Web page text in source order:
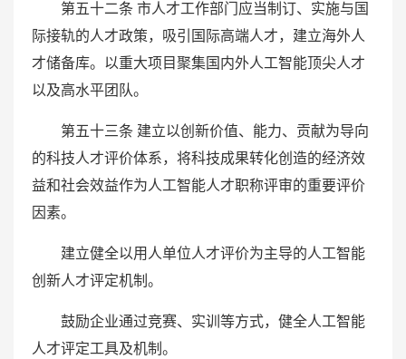
第五十二条 市人才工作部门应当制订、实施与国
际接轨的人才政策，吸引国际高端人才，建立海外人
才储备库。以重大项目聚集国内外人工智能顶尖人才
以及高水平团队。
第五十三条 建立以创新价值、能力、贡献为导向
的科技人才评价体系，将科技成果转化创造的经济效
益和社会效益作为人工智能人才职称评审的重要评价
因素。
建立健全以用人单位人才评价为主导的人工智能
创新人才评定机制。
鼓励企业通过竞赛、实训等方式，健全人工智能
人才评定工具及机制。